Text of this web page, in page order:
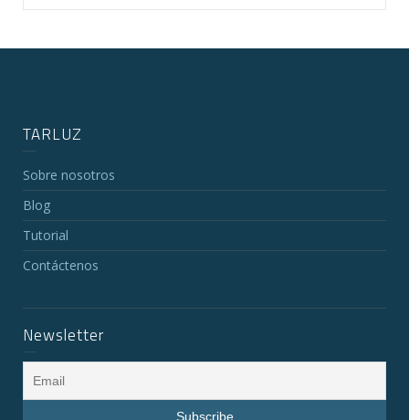
TARLUZ
Sobre nosotros
Blog
Tutorial
Contáctenos
Newsletter